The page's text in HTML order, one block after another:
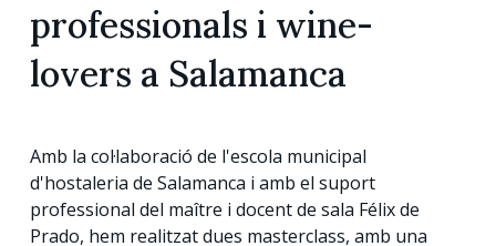
professionals i wine-
lovers a Salamanca
Amb la col·laboració de l'escola municipal
d'hostaleria de Salamanca i amb el suport
professional del maître i docent de sala Félix de
Prado, hem realitzat dues masterclass, amb una